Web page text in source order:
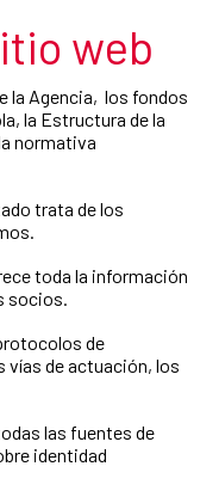
web
la Agencia, los fondos
la Estructura de la
normativa
trata de los
toda la información
socios.
de
vías de actuación, los
las fuentes de
identidad